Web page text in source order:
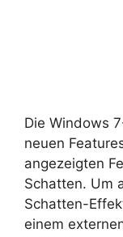
Die Windows
neuen
angezeigten
Schatten. Um
Schatten-
einem